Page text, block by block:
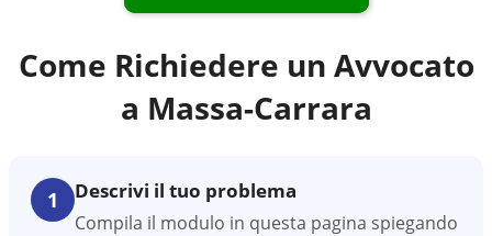
Come Richiedere un Avvocato
a Massa-Carrara
1 Descrivi il tuo problema
Compila il modulo in questa pagina spiegando